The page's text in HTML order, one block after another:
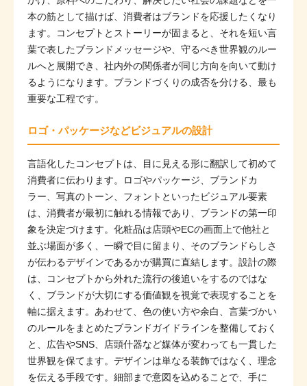
本の筋として描けば、消費者はブランドを応援したくなり
ます。コンセプトとストーリーが固まると、それを短い言
葉で表したブランドメッセージや、守るべき世界観のルー
ルへと展開でき、社内外の関係者が同じ方向を向いて動け
るようになります。ブランドづくりの成否を分ける、最も
重要な工程です。
ロゴ・パッケージなどビジュアルの設計
言語化したコンセプトは、目に見える形に翻訳して初めて
消費者に伝わります。ロゴやパッケージ、ブランドカ
ラー、写真のトーン、フォントといったビジュアル要素
は、消費者が最初に触れる情報であり、ブランドの第一印
象を決定づけます。化粧品は店頭やECの画面上で他社と
並ぶ場面が多く、一瞬で目に留まり、そのブランドらしさ
が伝わるデザインであるかが購買に直結します。設計の際
は、コンセプトから外れた流行の後追いをするのではな
く、ブランドが大切にする価値観を視覚で表現することを
軸に据えます。あわせて、色の使い方や余白、言葉づかい
のルールをまとめたブランドガイドラインを整備しておく
と、広告やSNS、店頭什器など媒体が変わっても一貫した
世界観を保てます。デザインは単なる装飾ではなく、理念
を伝える手段です。細部まで意図を込めることで、手に